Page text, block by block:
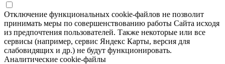
Отключение функциональных cookie-файлов не позволит
принимать меры по совершенствованию работы Сайта исходя
из предпочтения пользователей. Также некоторые или все
сервисы (например, сервис Яндекс Карты, версия для
слабовидящих и др.) не будут функционировать.
Аналитические cookie-файлы